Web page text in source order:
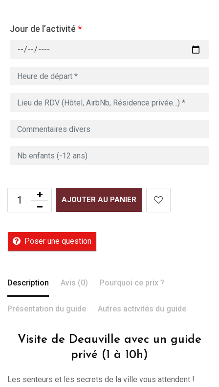
Jour de l’activité *
AJOUTER AU PANIER
Poser une question
Description Avis (0) Pourquoi ce prix ?
Présentation du guide Autres activités du guide
Visite de Deauville avec un guide
privé (1 à 10h)
Les senteurs et les secrets de la ville vous attendent !